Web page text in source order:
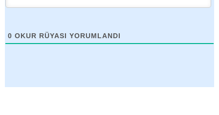
0 OKUR RÜYASI YORUMLANDI